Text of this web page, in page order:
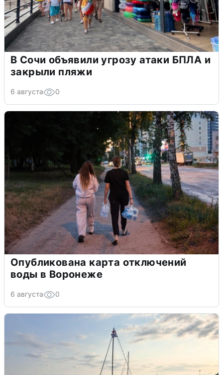
В Сочи объявили угрозу атаки БПЛА и
закрыли пляжи
6 августа 0
Опубликована карта отключений
воды в Воронеже
6 августа 0